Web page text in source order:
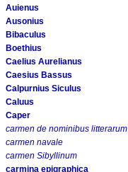
Auienus
Ausonius
Bibaculus
Boethius
Caelius Aurelianus
Caesius Bassus
Calpurnius Siculus
Caluus
Caper
carmen de nominibus litterarum
carmen navale
carmen Sibyllinum
carmina epigraphica